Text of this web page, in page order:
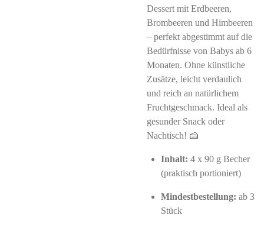
Dessert mit Erdbeeren,
Brombeeren und Himbeeren
– perfekt abgestimmt auf die
Bedürfnisse von Babys ab 6
Monaten. Ohne künstliche
Zusätze, leicht verdaulich
und reich an natürlichem
Fruchtgeschmack. Ideal als
gesunder Snack oder
Nachtisch! 🍰
Inhalt: 4 x 90 g Becher
(praktisch portioniert)
Mindestbestellung: ab 3
Stück